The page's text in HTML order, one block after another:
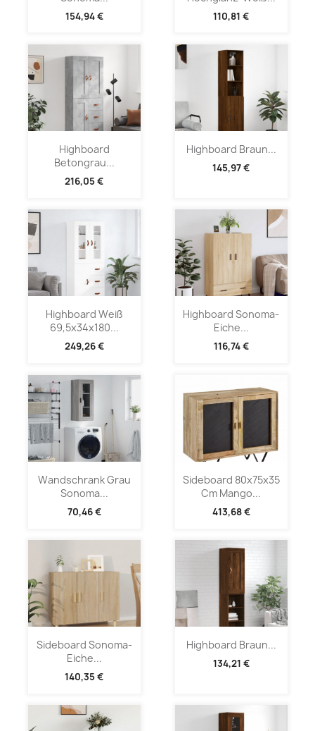
154,94 € 110,81 €
Highboard
Betongrau...
216,05 €
Highboard Braun...
145,97 €
Highboard Weiß
69,5x34x180...
249,26 €
Highboard Sonoma-
Eiche...
116,74 €
Wandschrank Grau
Sonoma...
70,46 €
Sideboard 80x75x35
Cm Mango...
413,68 €
Sideboard Sonoma-
Eiche...
140,35 €
Highboard Braun...
134,21 €